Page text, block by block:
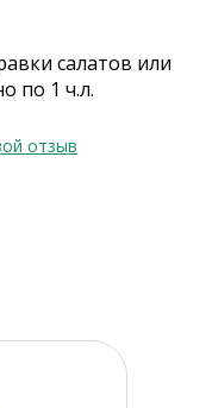
салатов или
по 1 ч.л.
отзыв